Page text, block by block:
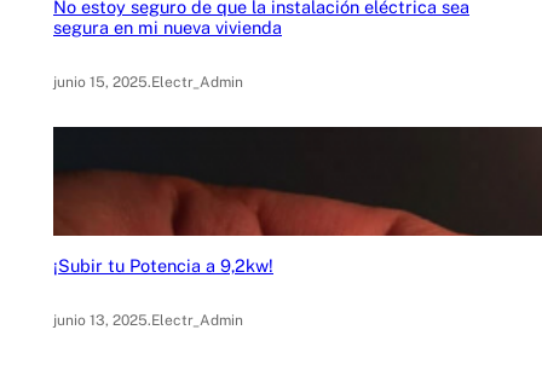
No estoy seguro de que la instalación eléctrica sea
segura en mi nueva vivienda
junio 15, 2025.Electr_Admin
¡Subir tu Potencia a 9,2kw!
junio 13, 2025.Electr_Admin